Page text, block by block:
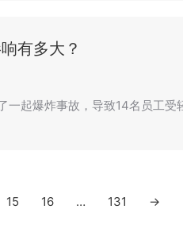
有多大？
一起爆炸事故，导致14名员工受
15 16 … 131 →